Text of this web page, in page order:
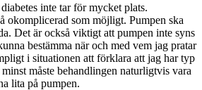
inte tar för mycket plats.
okomplicerad som möjligt. Pumpen ska
Det är också viktigt att pumpen inte syns
bestämma när och med vem jag pratar
i situationen att förklara att jag har typ
måste behandlingen naturligtvis vara
lita på pumpen.